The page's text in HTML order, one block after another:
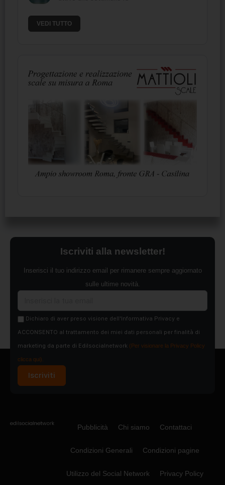
VEDI TUTTO
Iscriviti alla newsletter!
Inserisci il tuo indirizzo email per rimanere sempre aggiornato
sulle ultime novità.
Dichiaro di aver preso visione dell'Informativa Privacy e
ACCONSENTO al trattamento dei miei dati personali per finalità di
marketing da parte di Edilsocialnetwork (Per visionare la Privacy Policy
clicca qui).
Iscriviti
Pubblicità Chi siamo Contattaci
Condizioni Generali Condizioni pagine
Utilizzo del Social Network Privacy Policy